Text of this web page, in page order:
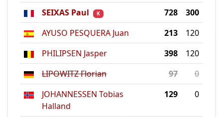
SEIXAS Paul
K 728
300
AYUSO PESQUERA Juan
213
120
PHILIPSEN Jasper
398
120
LIPOWITZ Florian
97
0
JOHANNESSEN Tobias
Halland
129 0